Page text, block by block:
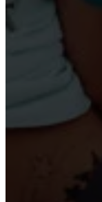
POLITIK
Byrådet får
Esbjerg